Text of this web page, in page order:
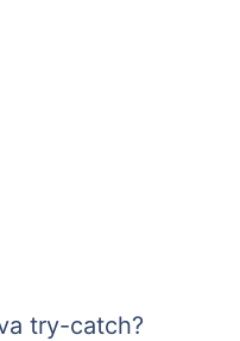
try-catch?